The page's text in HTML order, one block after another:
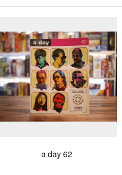
a day 62
Self-Enrichment
Business and Economics
Computers & Technology
Education & Teaching
Music & Movie
👪 Family and Relationships